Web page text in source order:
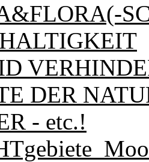
DER
- etc.!